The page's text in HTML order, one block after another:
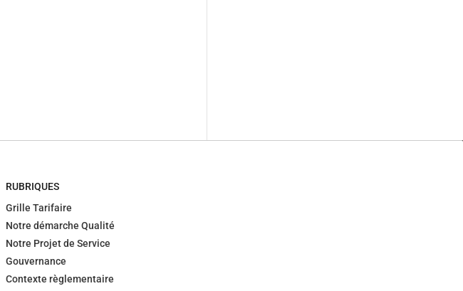
RUBRIQUES
Grille Tarifaire
Notre démarche Qualité
Notre Projet de Service
Gouvernance
Contexte règlementaire